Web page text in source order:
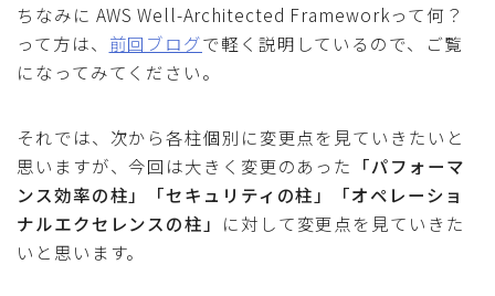
ちなみに AWS Well-Architected Frameworkって何？
って方は、 前回ブログで軽く説明しているので、ご覧
になってみてください。
それでは、次から各柱個別に変更点を見ていきたいと
思いますが、今回は大きく変更のあった 「パフォーマ
ンス効率の柱」「セキュリティの柱」「オペレーショ
ナルエクセレンスの柱」 に対して変更点を見ていきた
いと思います。